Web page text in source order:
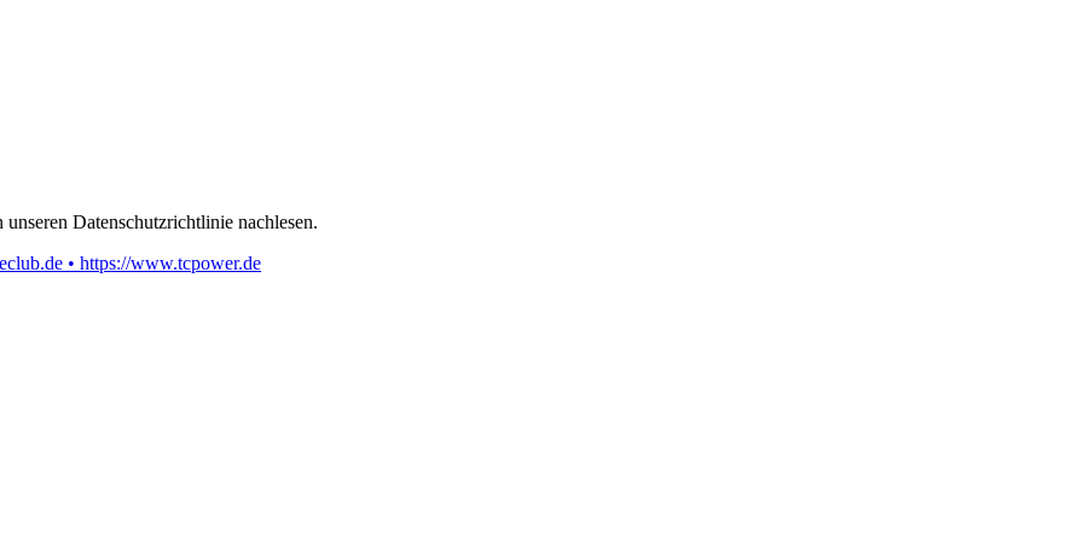
Datenschutzrichtlinie nachlesen.
• https://www.tcpower.de